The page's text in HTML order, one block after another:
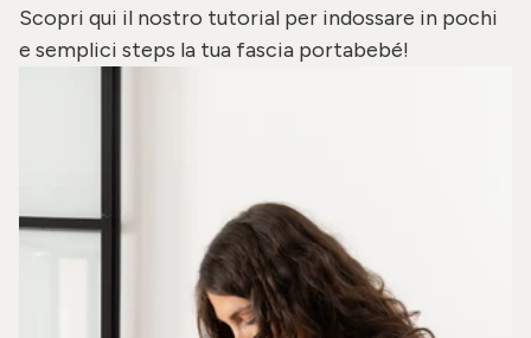
Scopri qui il nostro tutorial per indossare in pochi
e semplici steps la tua fascia portabebé!